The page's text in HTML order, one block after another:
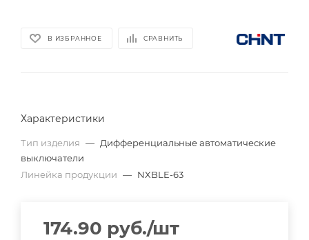
В ИЗБРАННОЕ СРАВНИТЬ
Характеристики
Тип изделия — Дифференциальные автоматические
выключатели
Линейка продукции — NXBLE-63
174.90 руб./шт